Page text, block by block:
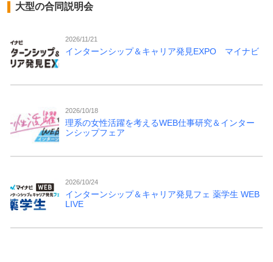
大型の合同説明会
2026/11/21
インターンシップ＆キャリア発見EXPO マイナビ
2026/10/18
理系の女性活躍を考えるWEB仕事研究＆インター
ンシップフェア
2026/10/24
インターンシップ＆キャリア発見フェ 薬学生 WEB
LIVE